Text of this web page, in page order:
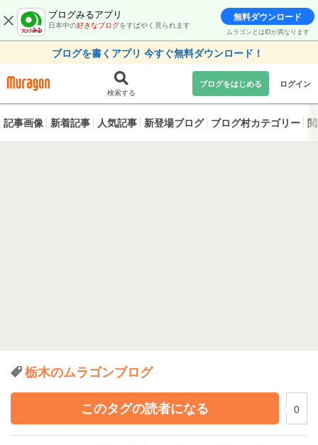
ブログみるアプリ
日本中の好きなブログをすばやく見られます
無料ダウンロード
ムラゴンとはIDが異なります
ブログを書くアプリ 今すぐ無料ダウンロード！
検索する
ブログをはじめる ログイン
記事画像 新着記事 人気記事 新登場ブログ ブログ村カテゴリー
栃木のムラゴンブログ
このタグの読者になる
0